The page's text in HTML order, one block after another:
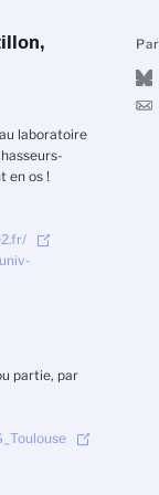
laboratoire
en os !
partie, par